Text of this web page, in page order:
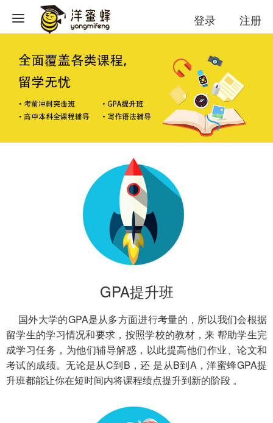
登录 注册
GPA提升班
国外大学的GPA是从多方面进行考量的，所以我们会根据
留学生的学习情况和要求，按照学校的教材，来 帮助学生完
成学习任务，为他们辅导解惑，以此提高他们作业、论文和
考试的成绩。无论是从C到B，还 是从B到A，洋蜜蜂GPA提
升班都能让你在短时间内将课程绩点提升到新的阶段 。